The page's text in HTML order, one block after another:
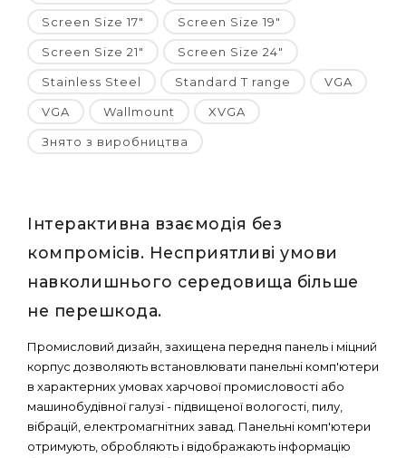
Screen Size 17" Screen Size 19"
Screen Size 21" Screen Size 24"
Stainless Steel Standard T range VGA
VGA Wallmount XVGA
Знято з виробництва
Інтерактивна взаємодія без
компромісів. Несприятливі умови
навколишнього середовища більше
не перешкода.
Промисловий дизайн, захищена передня панель і міцний
корпус дозволяють встановлювати панельні комп'ютери
в характерних умовах харчової промисловості або
машинобудівної галузі - підвищеної вологості, пилу,
вібрацій, електромагнітних завад. Панельні комп'ютери
отримують, обробляють і відображають інформацію